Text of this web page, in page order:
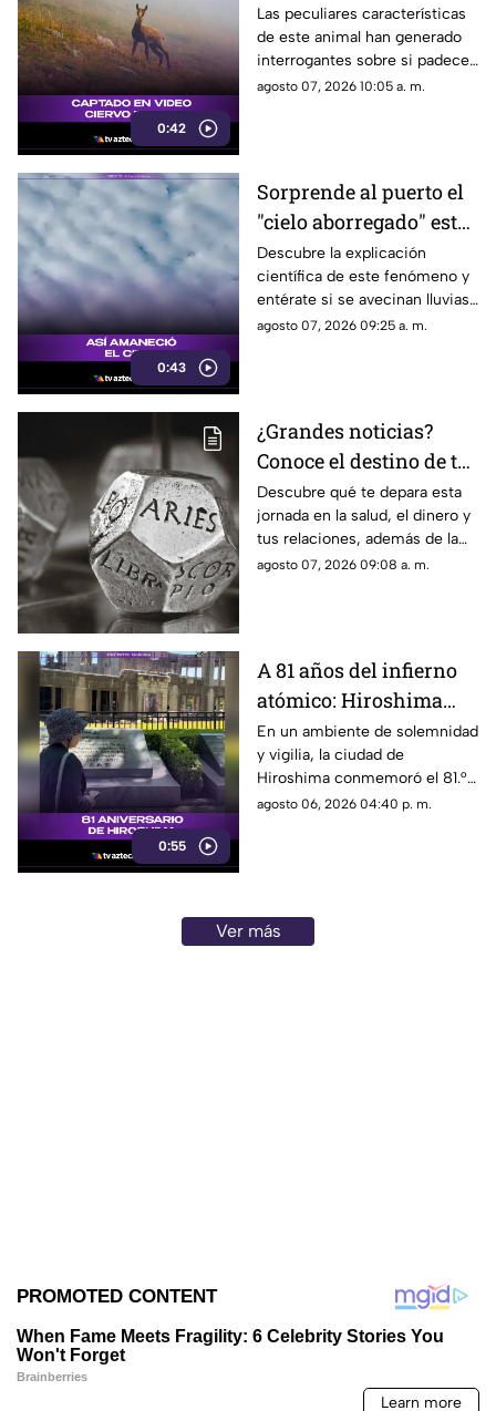
0:42
que causa asombro en
redes sociales
Las peculiares características
de este animal han generado
interrogantes sobre si padece
una malformación congénita.
agosto 07, 2026 10:05 a. m.
0:43
Sorprende al puerto el
"cielo aborregado" este
viernes: ¿Qué nos
espera en el clima?
Descubre la explicación
científica de este fenómeno y
entérate si se avecinan lluvias
o buen tiempo.
agosto 07, 2026 09:25 a. m.
¿Grandes noticias?
Conoce el destino de tu
signo para este viernes
Descubre qué te depara esta
jornada en la salud, el dinero y
tus relaciones, además de la
palabra clave para guiar tus
agosto 07, 2026 09:08 a. m.
0:55
A 81 años del infierno
atómico: Hiroshima
exige a las potencias el
fin de la era nuclear
En un ambiente de solemnidad
y vigilia, la ciudad de
Hiroshima conmemoró el 81.°
aniversario del devastador
agosto 06, 2026 04:40 p. m.
Ver más